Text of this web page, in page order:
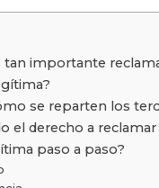
tan importante
se reparten los
el derecho a
paso a paso?